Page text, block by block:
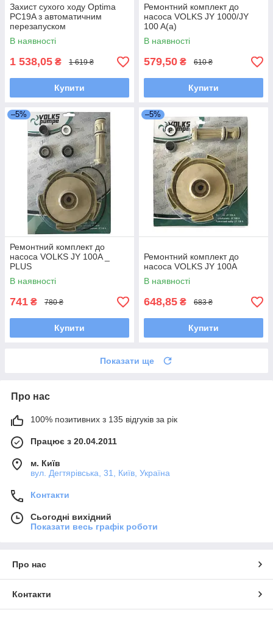
Захист сухого ходу Optima
PC19A з автоматичним
перезапуском
В наявності
1 538,05 ₴ 1 619 ₴
Купити
Ремонтний комплект до
насоса VOLKS JY 1000/JY
100 A(a)
В наявності
579,50 ₴ 610 ₴
Купити
–5%
Ремонтний комплект до
насоса VOLKS JY 100A _
PLUS
В наявності
741 ₴ 780 ₴
Купити
–5%
Ремонтний комплект до
насоса VOLKS JY 100A
В наявності
648,85 ₴ 683 ₴
Купити
Показати ще
Про нас
100% позитивних з 135 відгуків за рік
Працює з 20.04.2011
м. Київ
вул. Дегтярівська, 31, Київ, Україна
Контакти
Сьогодні вихідний
Показати весь графік роботи
Про нас
Контакти